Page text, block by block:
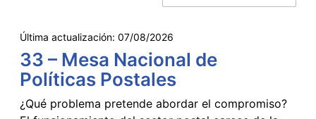
Última actualización: 07/08/2026
33 – Mesa Nacional de
Políticas Postales
¿Qué problema pretende abordar el compromiso?